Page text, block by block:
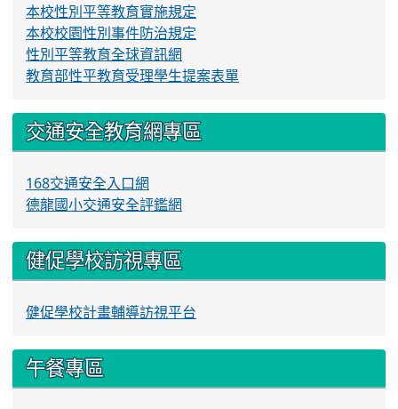
本校性別平等教育實施規定
本校校園性別事件防治規定
性別平等教育全球資訊網
教育部性平教育受理學生提案表單
交通安全教育網專區
168交通安全入口網
德龍國小交通安全評鑑網
健促學校訪視專區
健促學校計畫輔導訪視平台
午餐專區